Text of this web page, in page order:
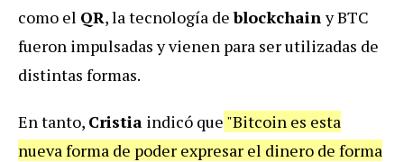
como el QR, la tecnología deblockchainy BTC
fueron impulsadas y vienen para ser utilizadas de
distintas formas.
En tanto, Cristia indicó que "Bitcoin es esta
nueva forma de poder expresar el dinero de forma